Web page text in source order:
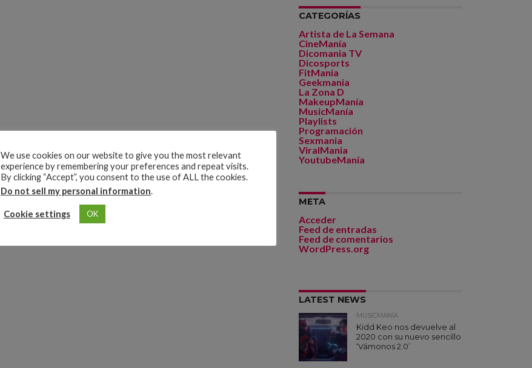
CATEGORÍAS
Artista de La Semana
CineManía
Dicomania TV
Dicosports
FitMania
Geekmania
La Zona D
MakeupManía
MusicManía
Playlists
Programación
Sexmania
ViralMania
YoutubeManía
META
Acceder
Feed de entradas
Feed de comentarios
WordPress.org
LATEST NEWS
MUSICMANÍA
Kidd Keo nos devuelve al
2020 con su nuevo sencillo
‘Vámonos 2.0’
We use cookies on our website to give you the most relevant
experience by remembering your preferences and repeat visits.
By clicking “Accept”, you consent to the use of ALL the cookies.
Do not sell my personal information.
Cookie settings OK